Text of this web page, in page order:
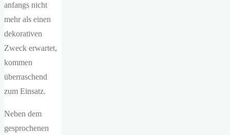
anfangs nicht
mehr als einen
dekorativen
Zweck erwartet,
kommen
überraschend
zum Einsatz.
Neben dem
gesprochenen